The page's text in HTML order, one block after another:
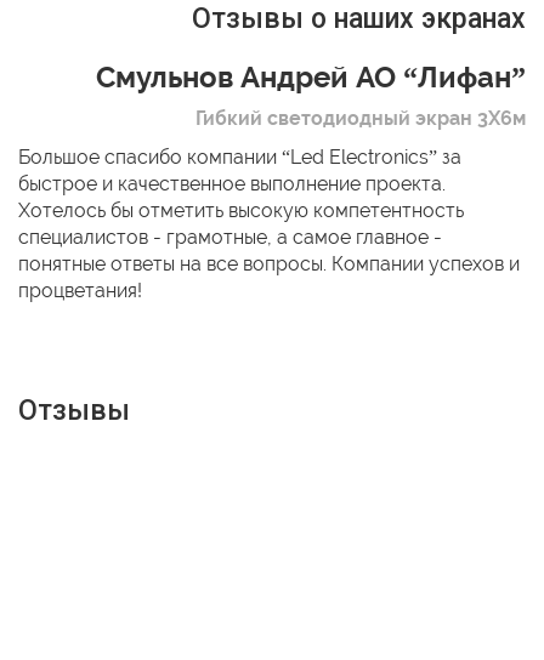
Отзывы о наших экранах
Смульнов Андрей АО “Лифан”
Гибкий светодиодный экран 3Х6м
Большое спасибо компании “Led Electronics” за
быстрое и качественное выполнение проекта.
Хотелось бы отметить высокую компетентность
специалистов - грамотные, а самое главное -
понятные ответы на все вопросы. Компании успехов и
процветания!
Отзывы